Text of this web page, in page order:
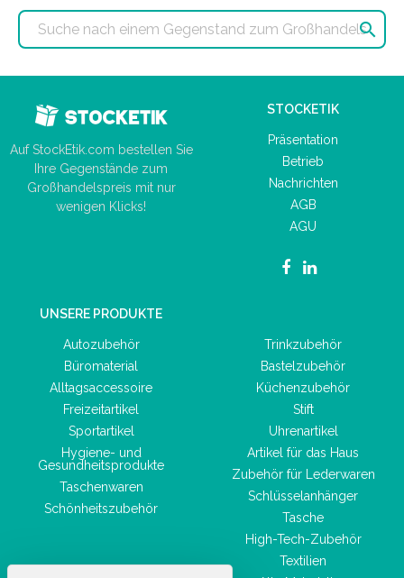

Auf StockEtik.com bestellen Sie
Ihre Gegenstände zum
Großhandelspreis mit nur
wenigen Klicks!
STOCKETIK
Präsentation
Betrieb
Nachrichten
AGB
AGU
UNSERE PRODUKTE
Autozubehör
Büromaterial
Alltagsaccessoire
Freizeitartikel
Sportartikel
Hygiene- und
Gesundheitsprodukte
Taschenwaren
Schönheitszubehör
Trinkzubehör
Bastelzubehör
Küchenzubehör
Stift
Uhrenartikel
Artikel für das Haus
Zubehör für Lederwaren
Schlüsselanhänger
Tasche
High-Tech-Zubehör
Textilien